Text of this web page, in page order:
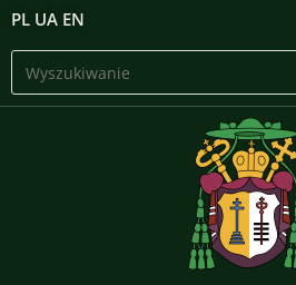
PL UA EN